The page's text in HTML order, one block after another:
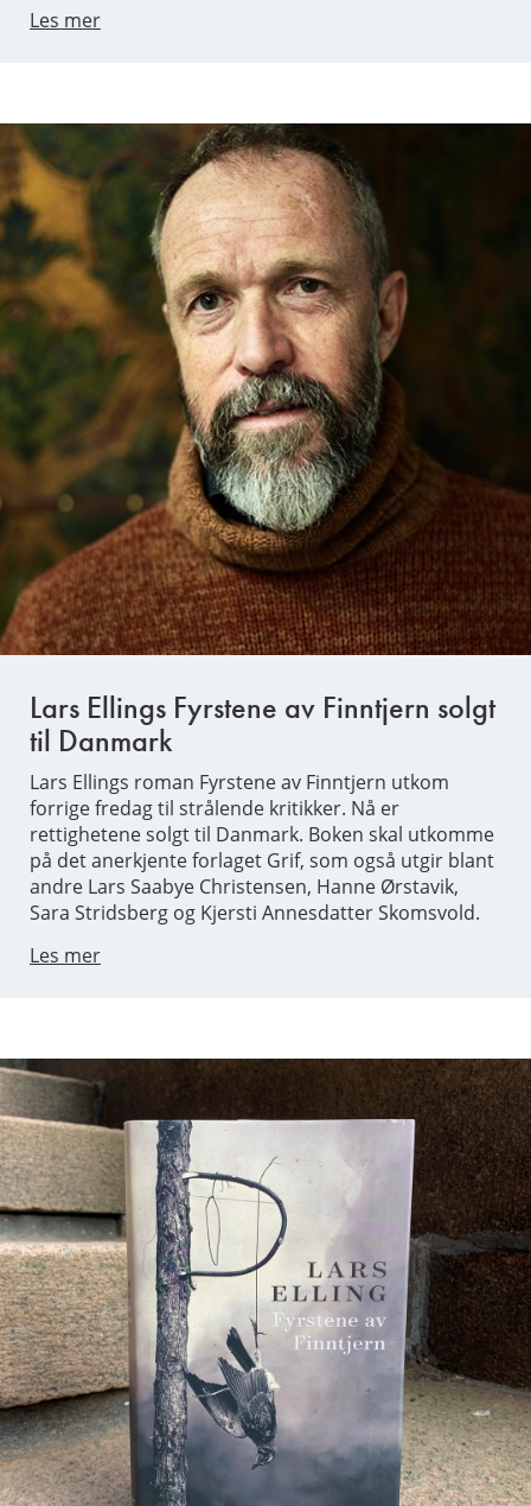
Les mer
Lars Ellings Fyrstene av Finntjern solgt
til Danmark
Lars Ellings roman Fyrstene av Finntjern utkom
forrige fredag til strålende kritikker. Nå er
rettighetene solgt til Danmark. Boken skal utkomme
på det anerkjente forlaget Grif, som også utgir blant
andre Lars Saabye Christensen, Hanne Ørstavik,
Sara Stridsberg og Kjersti Annesdatter Skomsvold.
Les mer